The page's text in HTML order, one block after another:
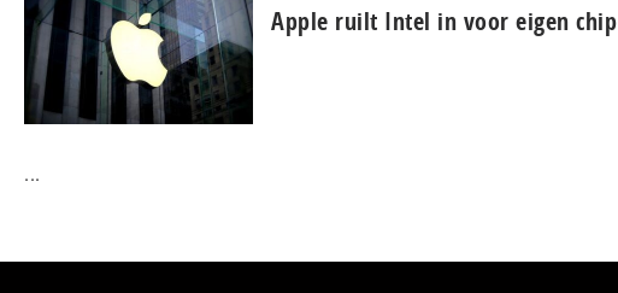
Apple ruilt Intel in voor eigen chip
...